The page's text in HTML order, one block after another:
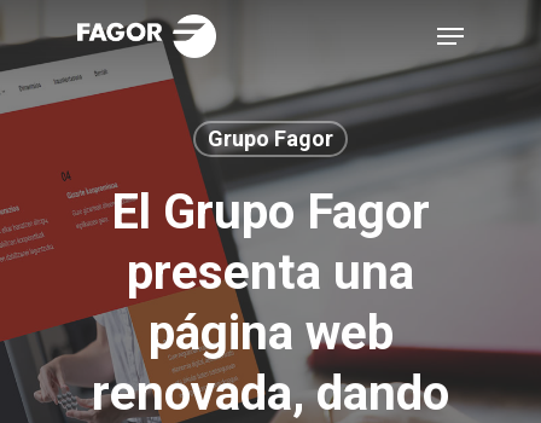
main
Menu
Grupo Fagor
El Grupo Fagor
presenta una
página web
renovada, dando